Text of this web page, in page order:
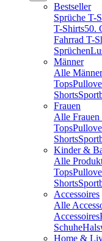
Bestseller
Sprüche T-
T-Shirts50.
Fahrrad T-
Sprüchen
Männer
Alle
Tops
Shorts
Frauen
Alle Frauen
Tops
Shorts
Kinder &
Alle
Tops
Shorts
Accessoires
Alle
Accessoires
Schuhe
Home &